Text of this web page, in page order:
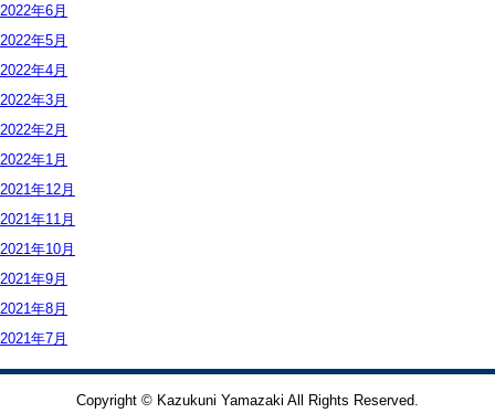
2022年6月
2022年5月
2022年4月
2022年3月
2022年2月
2022年1月
2021年12月
2021年11月
2021年10月
2021年9月
2021年8月
2021年7月
Copyright © Kazukuni Yamazaki All Rights Reserved.